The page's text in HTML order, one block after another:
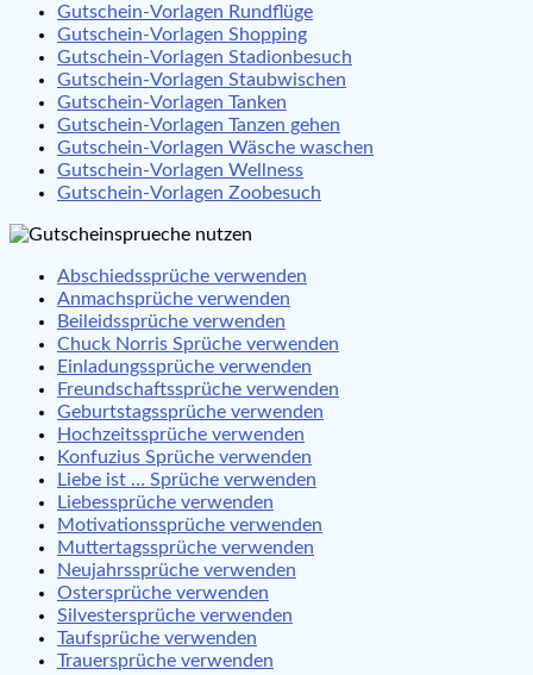
Gutschein-Vorlagen Rundflüge
Gutschein-Vorlagen Shopping
Gutschein-Vorlagen Stadionbesuch
Gutschein-Vorlagen Staubwischen
Gutschein-Vorlagen Tanken
Gutschein-Vorlagen Tanzen gehen
Gutschein-Vorlagen Wäsche waschen
Gutschein-Vorlagen Wellness
Gutschein-Vorlagen Zoobesuch
Abschiedssprüche verwenden
Anmachsprüche verwenden
Beileidssprüche verwenden
Chuck Norris Sprüche verwenden
Einladungssprüche verwenden
Freundschaftssprüche verwenden
Geburtstagssprüche verwenden
Hochzeitssprüche verwenden
Konfuzius Sprüche verwenden
Liebe ist … Sprüche verwenden
Liebessprüche verwenden
Motivationssprüche verwenden
Muttertagssprüche verwenden
Neujahrssprüche verwenden
Ostersprüche verwenden
Silvestersprüche verwenden
Taufsprüche verwenden
Trauersprüche verwenden